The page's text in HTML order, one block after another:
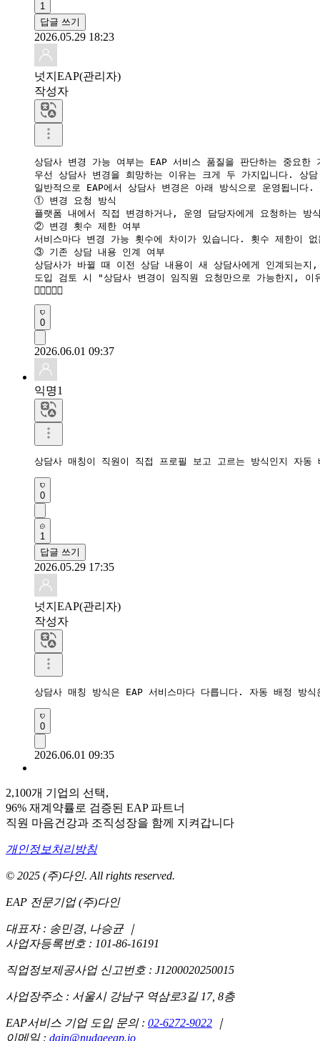
1
답글 쓰기
2026.05.29 18:23
넛지EAP(관리자)
작성자
상담사 변경 가능 여부는 EAP 서비스 품질을 판단하는 중요
우선 상담사 변경을 희망하는 이유는 크게 두 가지입니다. 상
일반적으로 EAP에서 상담사 변경은 아래 방식으로 운영됩니다.
① 변경 요청 방식
플랫폼 내에서 직접 변경하거나, 운영 담당자에게 요청하는
② 변경 횟수 제한 여부
서비스마다 변경 가능 횟수에 차이가 있습니다. 횟수 제한이
③ 기존 상담 내용 인계 여부
상담사가 바뀔 때 이전 상담 내용이 새 상담사에게 인계되는
도입 검토 시 "상담사 변경이 임직원 요청만으로 가능한지, 이

0
2026.06.01 09:37
익명1
상담사 매칭이 직원이 직접 프로필 보고 고르는 방식인지 자
0
1
답글 쓰기
2026.05.29 17:35
넛지EAP(관리자)
작성자
상담사 매칭 방식은 EAP 서비스마다 다릅니다. 자동 배정 방
0
2026.06.01 09:35
2,100개 기업의 선택,
96% 재계약률로 검증된 EAP 파트너
직원 마음건강과 조직성장을 함께 지켜갑니다
개인정보처리방침
© 2025 (주)다인. All rights reserved.
EAP 전문기업 (주)다인
대표자 : 송민경, 나승균 ｜
사업자등록번호 : 101-86-16191
직업정보제공사업 신고번호 : J1200020250015
사업장주소 : 서울시 강남구 역삼로3길 17, 8층
EAP서비스 기업 도입 문의 : 02-6272-9022
｜
이메일 : dain@nudgeeap.io